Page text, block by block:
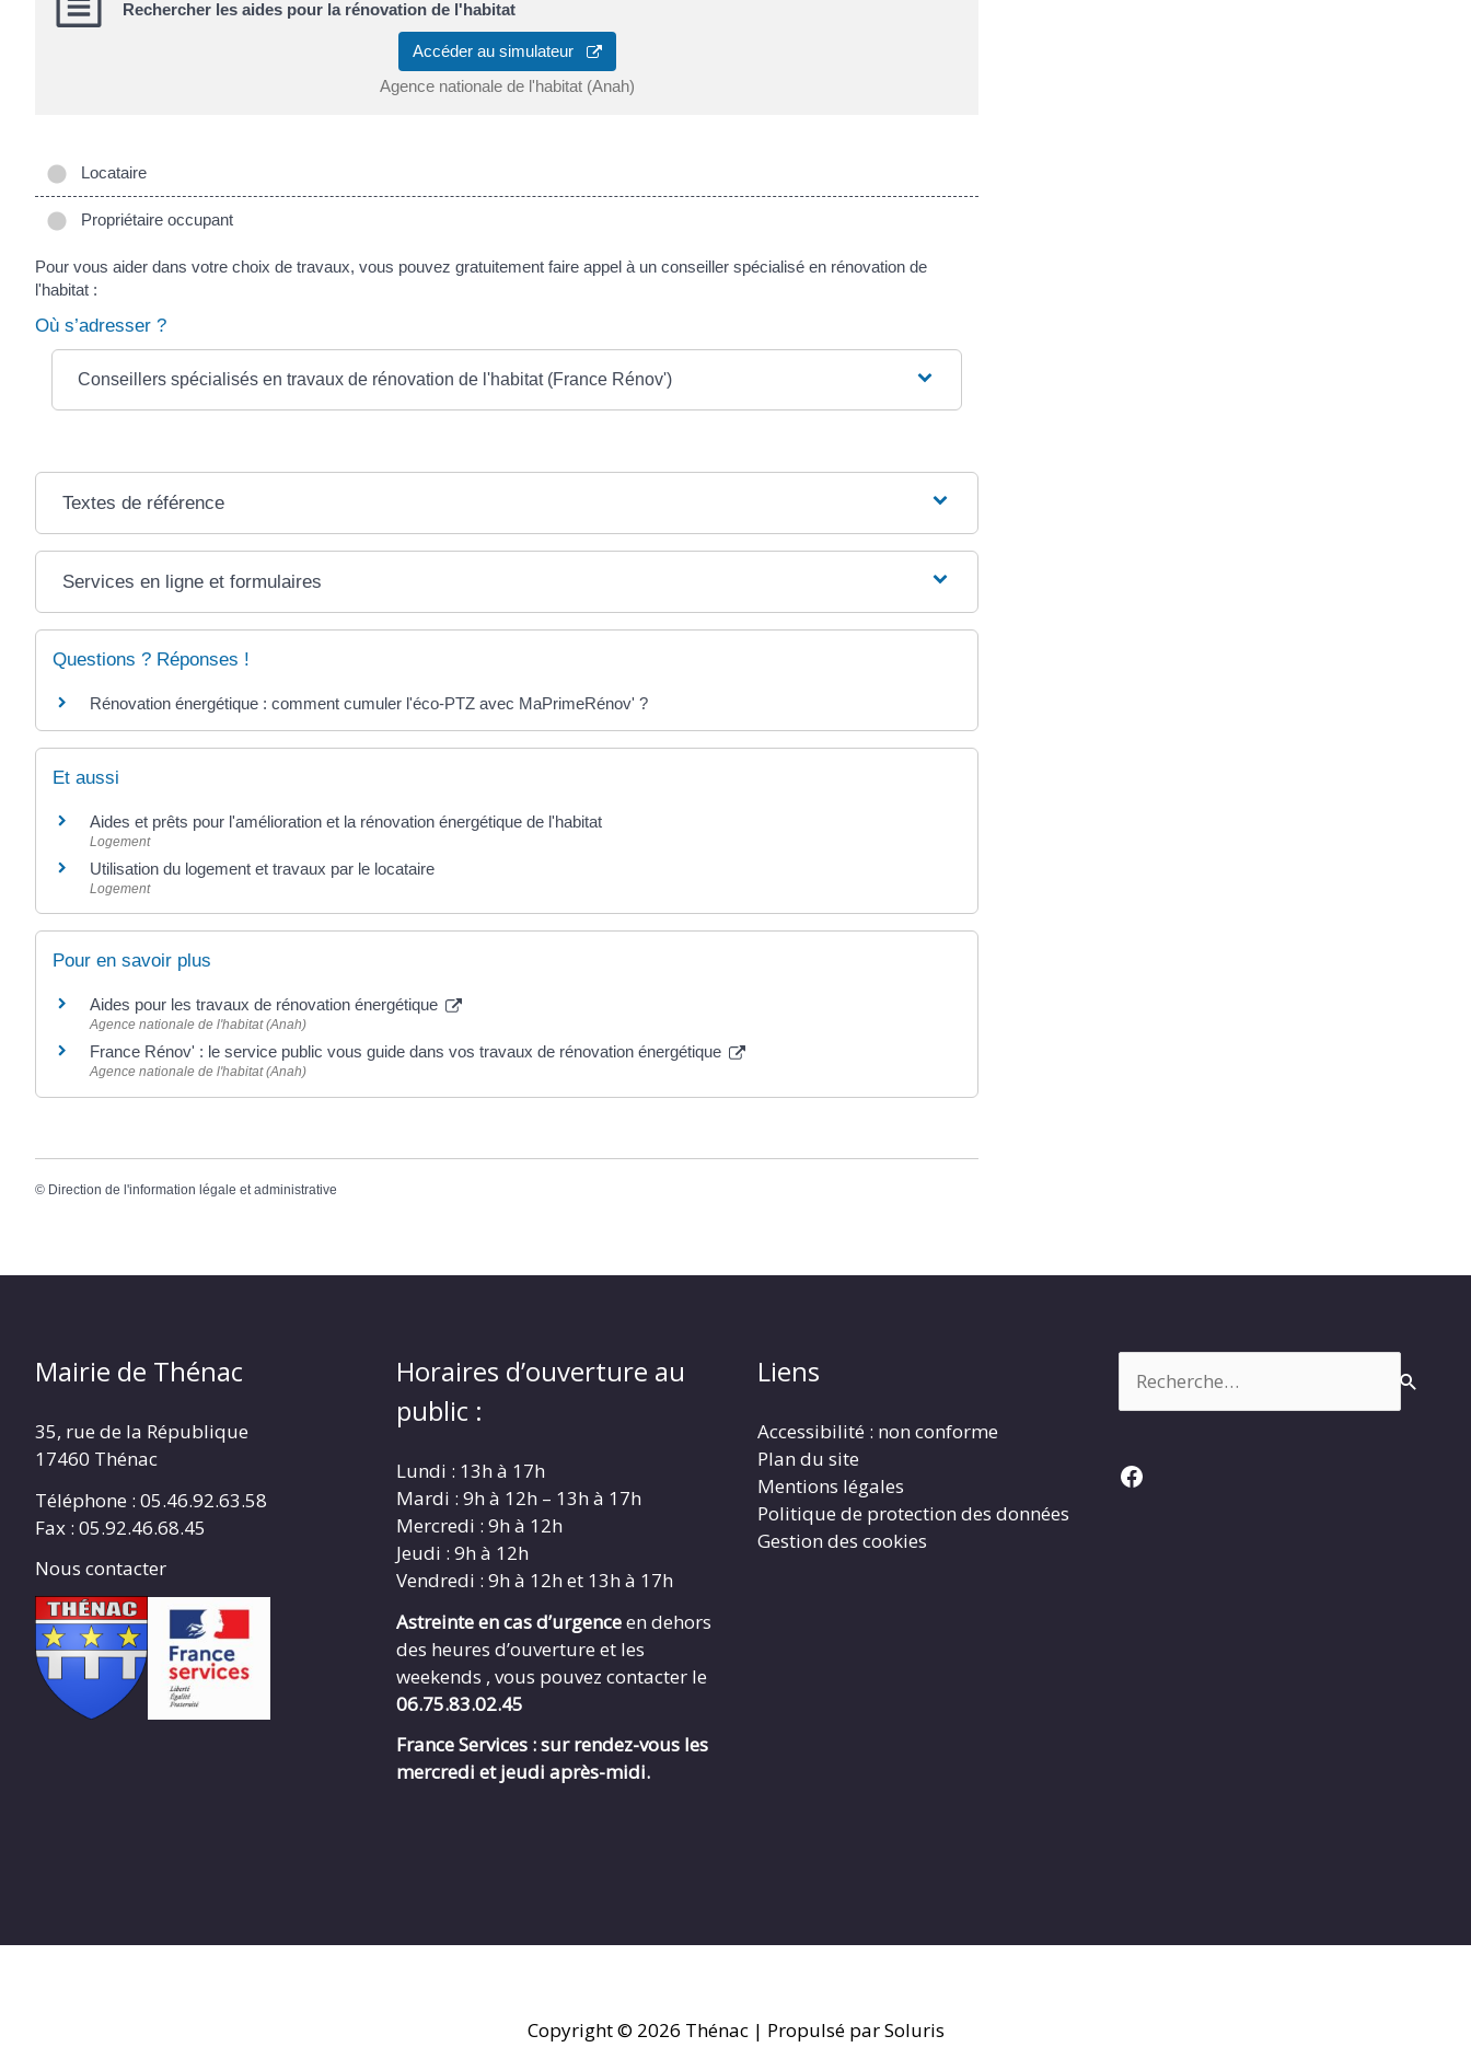
Rechercher les aides pour la rénovation de l'habitat
Accéder au simulateur
Agence nationale de l'habitat (Anah)
Locataire
Propriétaire occupant
Pour vous aider dans votre choix de travaux, vous pouvez gratuitement faire appel à un conseiller spécialisé en rénovation de
l'habitat :
Où s’adresser ?
Conseillers spécialisés en travaux de rénovation de l'habitat (France Rénov')
Textes de référence
Services en ligne et formulaires
Questions ? Réponses !
Rénovation énergétique : comment cumuler l'éco-PTZ avec MaPrimeRénov' ?
Et aussi
Aides et prêts pour l'amélioration et la rénovation énergétique de l'habitat
Logement
Utilisation du logement et travaux par le locataire
Logement
Pour en savoir plus
Aides pour les travaux de rénovation énergétique
Agence nationale de l'habitat (Anah)
France Rénov' : le service public vous guide dans vos travaux de rénovation énergétique
Agence nationale de l'habitat (Anah)
© Direction de l'information légale et administrative
Mairie de Thénac
35, rue de la République
17460 Thénac
Téléphone : 05.46.92.63.58
Fax : 05.92.46.68.45
Nous contacter
Horaires d’ouverture au
public :
Lundi : 13h à 17h
Mardi : 9h à 12h – 13h à 17h
Mercredi : 9h à 12h
Jeudi : 9h à 12h
Vendredi : 9h à 12h et 13h à 17h
Astreinte en cas d’urgenceen dehors
des heures d’ouverture et les
weekends , vous pouvez contacter le
06.75.83.02.45
France Services : sur rendez-vous les
mercredi et jeudi après-midi.
Liens
Accessibilité : non conforme
Plan du site
Mentions légales
Politique de protection des données
Gestion des cookies
Facebook
Copyright © 2026 Thénac| Propulsé par Soluris